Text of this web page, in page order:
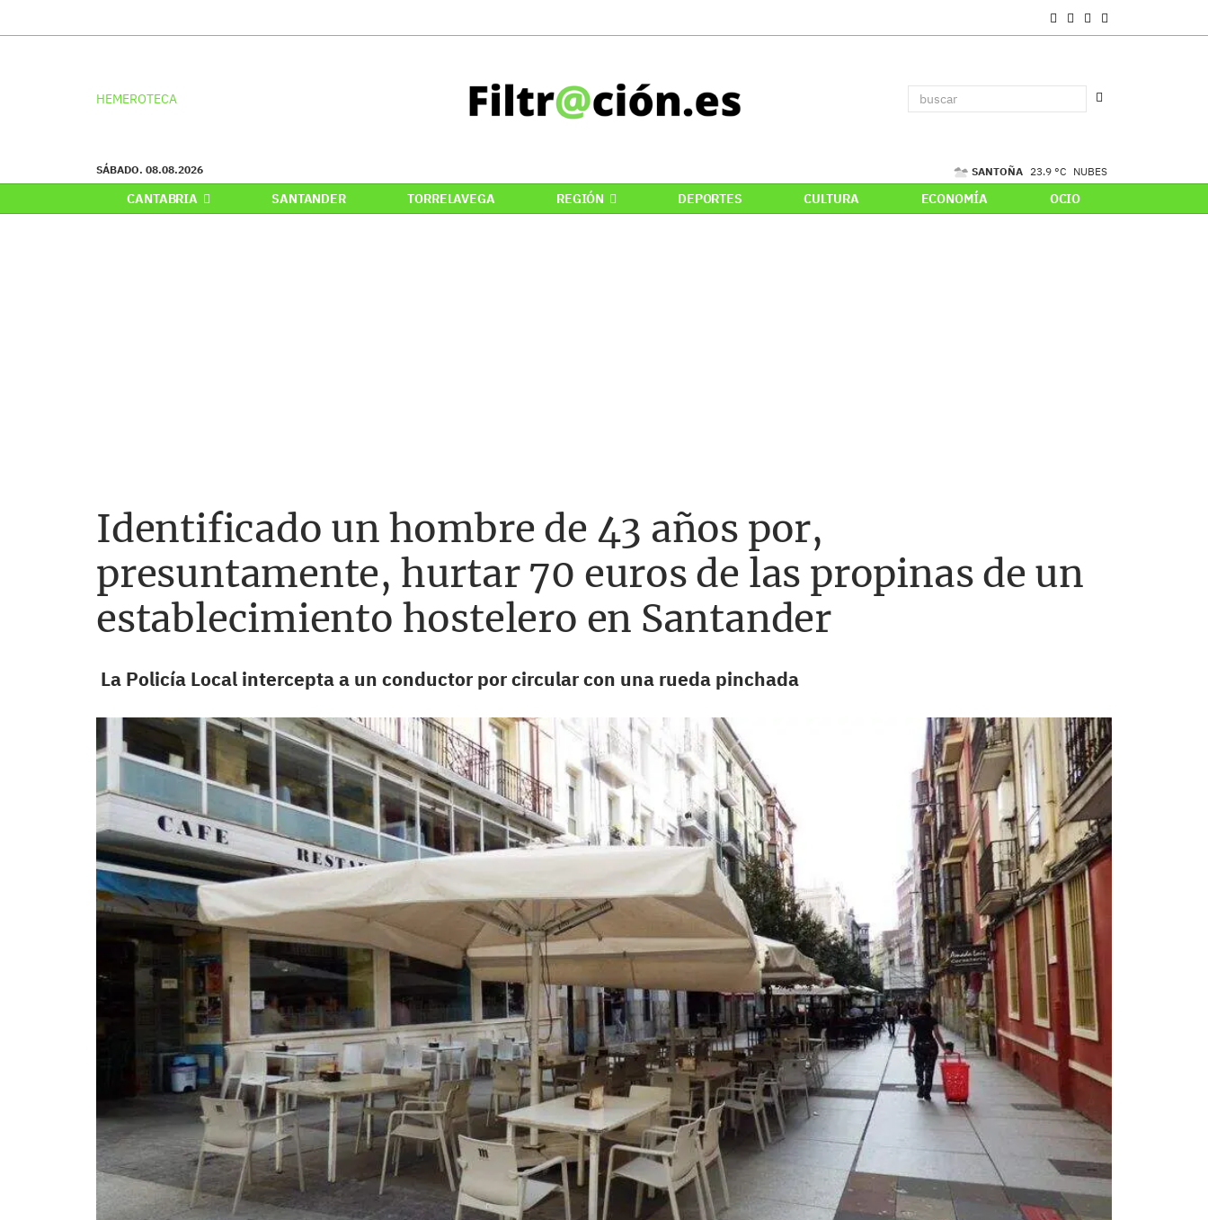
HEMEROTECA
SÁBADO. 08.08.2026 SANTOÑA 23.9 °C NUBES
CANTABRIA SANTANDER TORRELAVEGA REGIÓN DEPORTES CULTURA ECONOMÍA OCIO
Identificado un hombre de 43 años por,
presuntamente, hurtar 70 euros de las propinas de un
establecimiento hostelero en Santander
La Policía Local intercepta a un conductor por circular con una rueda pinchada